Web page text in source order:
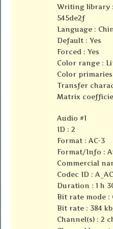
Writing library :
545de2f
Language :
Default : Yes
Forced : Yes
Color range :
Color primaries
Transfer
Matrix
Audio #1
ID : 2
Format : AC-3
Format/Info :
Commercial
Codec ID :
Duration : 1 h
Bit rate mode :
Bit rate : 384
Channel(s) : 2